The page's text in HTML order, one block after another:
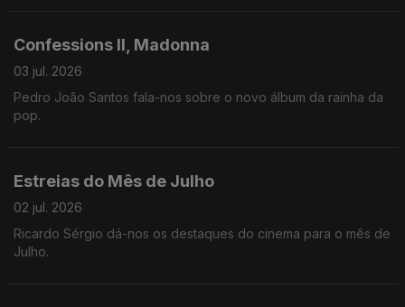
Confessions II, Madonna
03 jul. 2026
Pedro João Santos fala-nos sobre o novo álbum da rainha da
pop.
Estreias do Mês de Julho
02 jul. 2026
Ricardo Sérgio dá-nos os destaques do cinema para o mês de
Julho.